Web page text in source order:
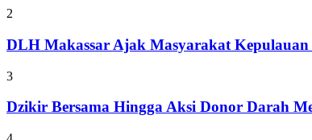
2
DLH Makassar Ajak Masyarakat Kepulauan
3
Dzikir Bersama Hingga Aksi Donor Darah